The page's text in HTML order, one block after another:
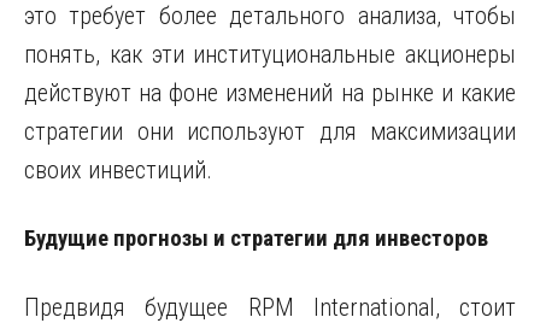
это требует более детального анализа, чтобы
понять, как эти институциональные акционеры
действуют на фоне изменений на рынке и какие
стратегии они используют для максимизации
своих инвестиций.
Будущие прогнозы и стратегии для инвесторов
Предвидя будущее RPM International, стоит